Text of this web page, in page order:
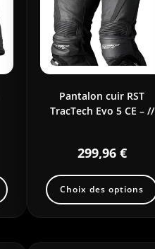
Pantalon cuir RST
TracTech Evo 5 CE – //
299,96 €
Choix des options